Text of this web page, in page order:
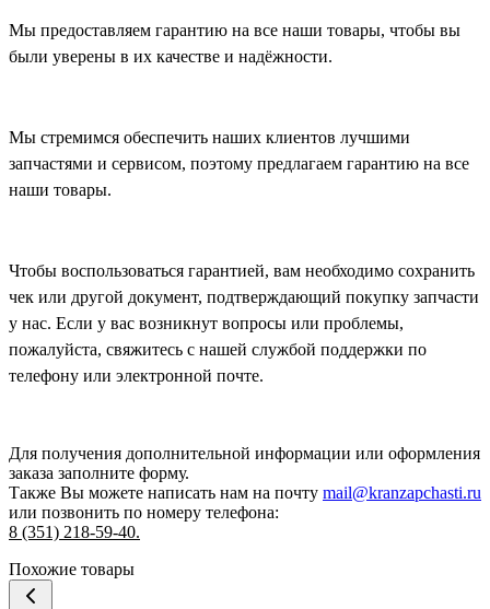
Мы предоставляем гарантию на все наши товары, чтобы вы
были уверены в их качестве и надёжности.
Мы стремимся обеспечить наших клиентов лучшими
запчастями и сервисом, поэтому предлагаем гарантию на все
наши товары.
Чтобы воспользоваться гарантией, вам необходимо сохранить
чек или другой документ, подтверждающий покупку запчасти
у нас. Если у вас возникнут вопросы или проблемы,
пожалуйста, свяжитесь с нашей службой поддержки по
телефону или электронной почте.
Для получения дополнительной информации или оформления
заказа заполните форму.
Также Вы можете написать нам на почту mail@kranzapchasti.ru
или позвонить по номеру телефона:
8 (351) 218-59-40.
Похожие товары